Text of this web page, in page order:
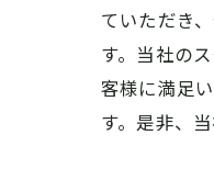
ていただき
す。当社の
客様に満足
す。是非、